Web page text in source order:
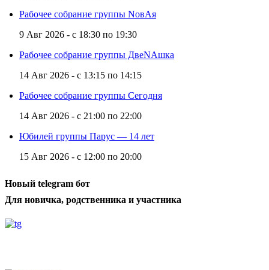
Рабочее собрание группы NовАя
9 Авг 2026 - с 18:30 по 19:30
Рабочее собрание группы ДвеNAшка
14 Авг 2026 - с 13:15 по 14:15
Рабочее собрание группы Сегодня
14 Авг 2026 - с 21:00 по 22:00
Юбилей группы Парус — 14 лет
15 Авг 2026 - с 12:00 по 20:00
Новый telegram бот
Для новичка, родственника и участника